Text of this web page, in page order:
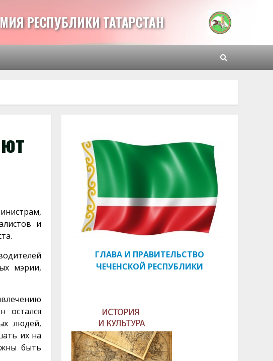
РЕСПУБЛИКИ ТАТАРСТАН
и
мэрии,
остался
людей,
их на
быть
ГЛАВА И ПРАВИТЕЛЬСТВО
ЧЕЧЕНСКОЙ РЕСПУБЛИКИ